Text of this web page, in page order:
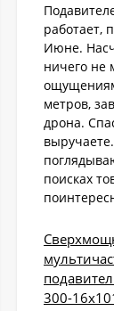
работает,
Июне.
ничего не
метров,
дрона.
поисках
300-